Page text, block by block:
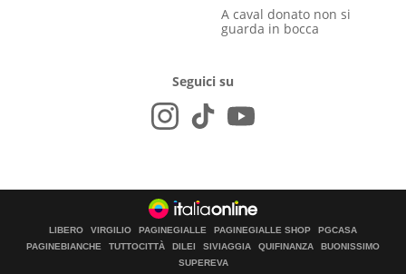
A caval donato non si
guarda in bocca
Seguici su
LIBERO VIRGILIO PAGINEGIALLE PAGINEGIALLE SHOP
PGCASA
PAGINEBIANCHE
TUTTOCITTÀ DILEI SIVIAGGIA QUIFINANZA
BUONISSIMO
SUPEREVA